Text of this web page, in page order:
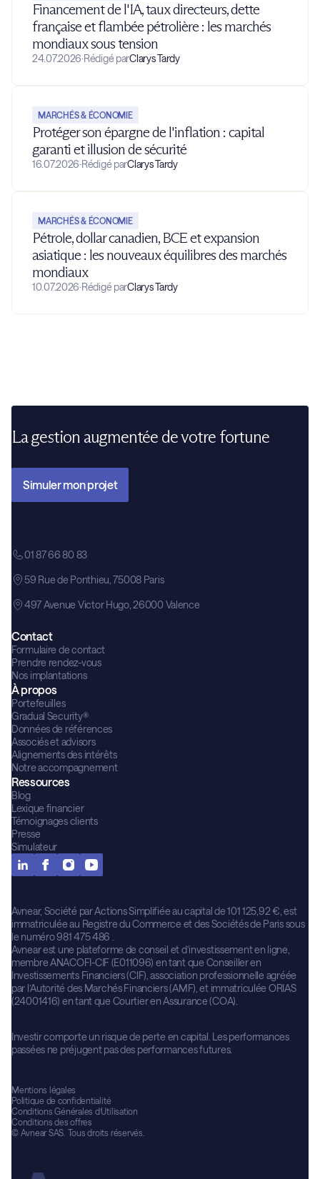
Financement de l'IA, taux directeurs, dette
française et flambée pétrolière : les marchés
mondiaux sous tension
24.07.2026·Rédigé parClarys Tardy
MARCHÉS & ÉCONOMIE
Protéger son épargne de l'inflation : capital
garanti et illusion de sécurité
16.07.2026·Rédigé parClarys Tardy
MARCHÉS & ÉCONOMIE
Pétrole, dollar canadien, BCE et expansion
asiatique : les nouveaux équilibres des marchés
mondiaux
10.07.2026·Rédigé parClarys Tardy
La gestion augmentée de votre fortune
Simuler mon projet
01 87 66 80 83
59 Rue de Ponthieu, 75008 Paris
497 Avenue Victor Hugo, 26000 Valence
Contact
Formulaire de contact
Prendre rendez-vous
Nos implantations
À propos
Portefeuilles
Gradual Security®
Données de références
Associés et advisors
Alignements des intérêts
Notre accompagnement
Ressources
Blog
Lexique financier
Témoignages clients
Presse
Simulateur
Avnear, Société par Actions Simplifiée au capital de 101 125,92 €, est
immatriculée au Registre du Commerce et des Sociétés de Paris sous
le numéro 981 475 486 .
Avnear est une plateforme de conseil et d’investissement en ligne,
membre ANACOFI-CIF (E011096) en tant que Conseiller en
Investissements Financiers (CIF), association professionnelle agréée
par l’Autorité des Marchés Financiers (AMF), et immatriculée ORIAS
(24001416) en tant que Courtier en Assurance (COA).
Investir comporte un risque de perte en capital. Les performances
passées ne préjugent pas des performances futures.
© Avnear SAS. Tous droits réservés.
Mentions légales
Politique de confidentialité
Conditions Générales d’Utilisation
Conditions des offres